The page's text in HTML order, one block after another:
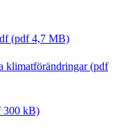
(pdf 4,7 MB)
klimatförändringar (pdf
300 kB)